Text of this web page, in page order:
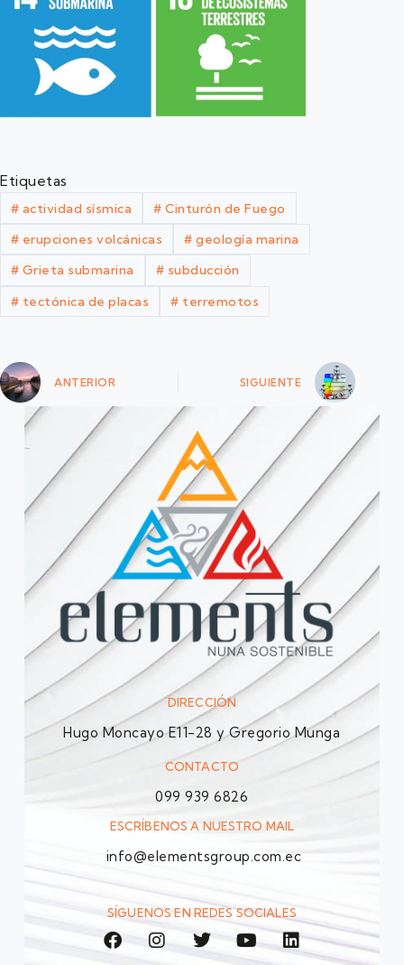
Etiquetas
# actividad sísmica # Cinturón de Fuego
# erupciones volcánicas # geología marina
# Grieta submarina # subducción
# tectónica de placas # terremotos
ANTERIOR SIGUIENTE
DIRECCIÓN
Hugo Moncayo E11-28 y Gregorio Munga
CONTACTO
099 939 6826
ESCRÍBENOS A NUESTRO MAIL
info@elementsgroup.com.ec
SÍGUENOS EN REDES SOCIALES